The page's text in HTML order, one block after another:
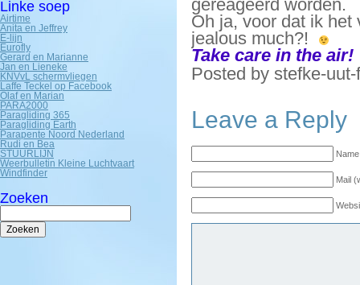
Linke soep
Airtime
Anita en Jeffrey
E-lijn
Eurofly
Gerard en Marianne
Jan en Lieneke
KNVvL schermvliegen
Laffe Teckel op Facebook
Olaf en Marian
PARA2000
Paragliding 365
Paragliding Earth
Parapente Noord Nederland
Rudi en Bea
STUURLIJN
Weerbulletin Kleine Luchtvaart
Windfinder
Zoeken
Zoeken
naar:
gereageerd worden.
Oh ja, voor dat ik het
jealous much?!
Take care in the air!
Posted by stefke-
Leave a Reply
Mail